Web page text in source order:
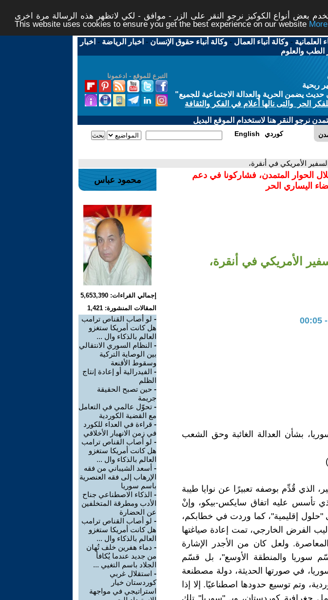
بعض أنواع الكوكيز نرجو النقر على الزر - موافق - لكي لاتظهر هذه الرسالة مرة اخرى -
This website uses cookies to ensure you get the best experience on our website
العلمانية -وكالة أنباء العمال -وكالة أنباء حقوق الإنسان - اخبار الرياضة - اخبار
الطب والعلوم
التبرع للموقع - ادعمونا
ربحية
يضمن الحرية والعدالة الاجتماعية للجميع"
الحر والتى نالها أعلام في الفكر والثقافة
نرجو النقر هنا لاستخدام الموقع البديل
English كوردي
الأمريكي في أنقرة،
الحوار المتمدن، فشاركونا في دعم
اليساري الحر
الأمريكي في أنقرة،
بشأن العدالة الغائبة وحق الشعب
الذي قُدِّم بوصفه تعبيرًا عن نوايا طيبة
تأسس عليه اتفاق سايكس-بيكو، وإنْ
"حلول إقليمية"، كما وردت في خطابكم،
الفرض الخارجي، تمت إعادة صياغتها
ولعل كان من الأجدر الإشارة
سوريا والمنطقة الأوسع"، بل قسّم
في صورتها الحديثة، دولة مصطنعة
وتم توسيع حدودها اصطناعيًا. إلا إذا
جغرافية كوردستان، وبـ "سوريا" تلك
محمود عباس
إجمالي القراءات: 5,653,390
المقالات المنشورة: 1,421
- لو أصاب القناص ترامب
هل كانت أمريكا ستغزو
العالم بالذكاء وال ...
- النظام السوري الانتقالي
بين الوصاية التركية
وسقوط الأقنعة
- الفيدرالية أو إعادة إنتاج
الظلم
- حين تصبح الحقيقة
جريمة
- تحوّل عالمي في التعامل
مع القضية الكوردية
- قراءة في العداء للكورد
في زمن الانهيار الأخلاقي
- لو أصاب القناص ترامب
هل كانت أمريكا ستغزو
العالم بالذكاء وال ...
- أسعد الشيباني من فقه
الإرهاب إلى فقه العنصرية
باسم سوريا
- الذكاء الاصطناعي جناح
الأدب ومطرقة المتخلفين
عن الحضارة
- لو أصاب القناص ترامب
هل كانت أمريكا ستغزو
العالم بالذكاء وال ...
- دماء هفرين خلف تُهان
من جديد عندما يُكافأ
الجلاد باسم التغيي ...
- استقلال غربي
كوردستان خيار
استراتيجي في مواجهة